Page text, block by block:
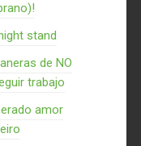
stand
de NO
trabajo
amor